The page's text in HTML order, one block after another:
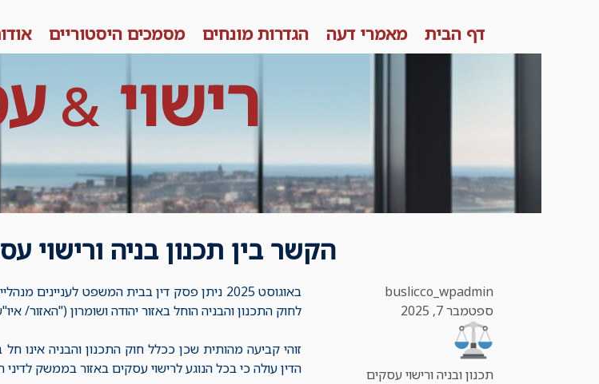
דף הבית מאמרי דעה הגדרות מונחים מסמכים היסטוריים
רישוי&
הקשר בין תכנון בניה ורישוי
buslicco_wpadmin
ספטמבר 7, 2025
קטגוריות
תכנון ובניה ורישוי עסקים
באוגוסט 2025 ניתן פסק דין בבית המשפט לעניינים מנהליים במעלה אדומים ("
לחוק התכנון והבניה הוחל באזור יהודה ושומרון ("האזור/
זוהי קביעה מהותית שכן ככלל חוק התכנון והבניה
הדין עולה כי בכל הנוגע לרישוי עסקים באזור בממשק לדיני